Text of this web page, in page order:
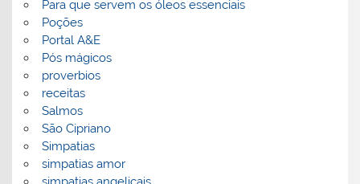
Para que servem os óleos essenciais
Poções
Portal A&E
Pós mágicos
proverbios
receitas
Salmos
São Cipriano
Simpatias
simpatias amor